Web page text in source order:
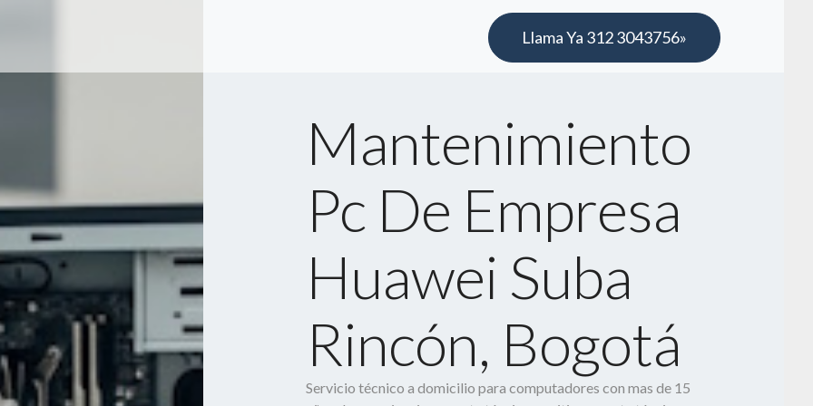
Llama Ya 312 3043756»
Mantenimiento
Pc De Empresa
Huawei Suba
Rincón, Bogotá
Servicio técnico a domicilio para computadores con mas de 15